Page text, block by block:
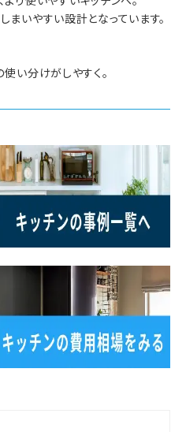
まいやすい設計となっています。
い分けがしやすく。